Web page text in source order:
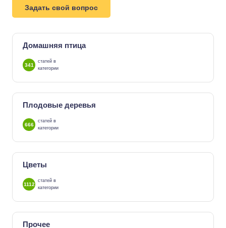
Задать свой вопрос
Домашняя птица
341
статей в
категории
Плодовые деревья
666
статей в
категории
Цветы
1112
статей в
категории
Прочее